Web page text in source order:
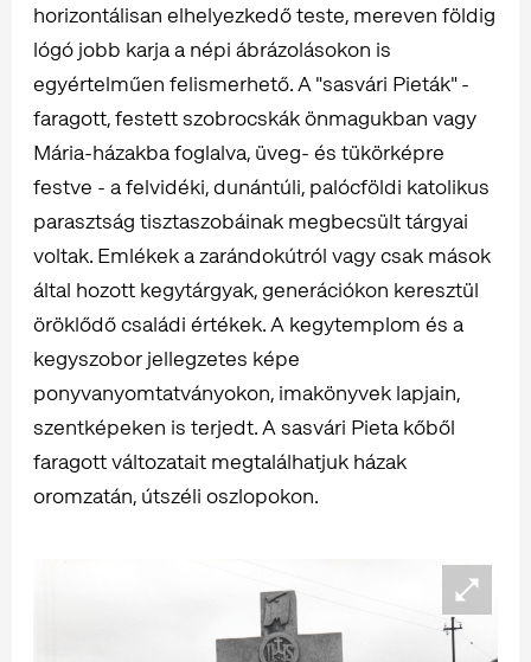
horizontálisan elhelyezkedő teste, mereven földig
lógó jobb karja a népi ábrázolásokon is
egyértelműen felismerhető. A "sasvári Pieták" -
faragott, festett szobrocskák önmagukban vagy
Mária-házakba foglalva, üveg- és tükörképre
festve - a felvidéki, dunántúli, palócföldi katolikus
parasztság tisztaszobáinak megbecsült tárgyai
voltak. Emlékek a zarándokútról vagy csak mások
által hozott kegytárgyak, generációkon keresztül
öröklődő családi értékek. A kegytemplom és a
kegyszobor jellegzetes képe
ponyvanyomtatványokon, imakönyvek lapjain,
szentképeken is terjedt. A sasvári Pieta kőből
faragott változatait megtalálhatjuk házak
oromzatán, útszéli oszlopokon.